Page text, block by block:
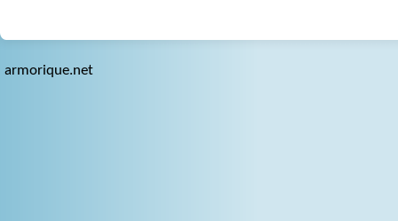
armorique.net